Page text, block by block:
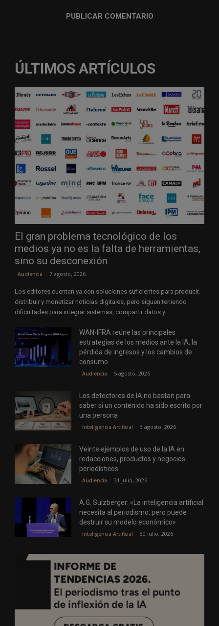
ÚLTIMOS ARTÍCULOS
El gran problema tecnológico de los
medios ya no es la falta de herramientas,
sino su desconexión
Audiencia 7 agosto, 2026
Los editores cuentan ya con soluciones suficientes para producir,
distribuir y monetizar noticias digitales, pero siguen teniendo
dificultades para integrar sistemas, compartir datos y...
WAN-IFRA reúne las principales
estrategias de los medios ante la IA, la
pérdida de ingresos y los cambios de
consumo
Audiencia 5 agosto, 2026
Los detectores de IA no bastan para
saber si un contenido ha sido escrito por
una persona
Inteligencia Artificial 3 agosto, 2026
Veinte ejemplos de uso de la IA en
redacciones, productos y negocios
periodísticos
Audiencia 31 julio, 2026
A.G. Sulzberger: «La inteligencia artificial
necesita al periodismo, pero puede
destruir su modelo económico»
Inteligencia Artificial 30 julio, 2026